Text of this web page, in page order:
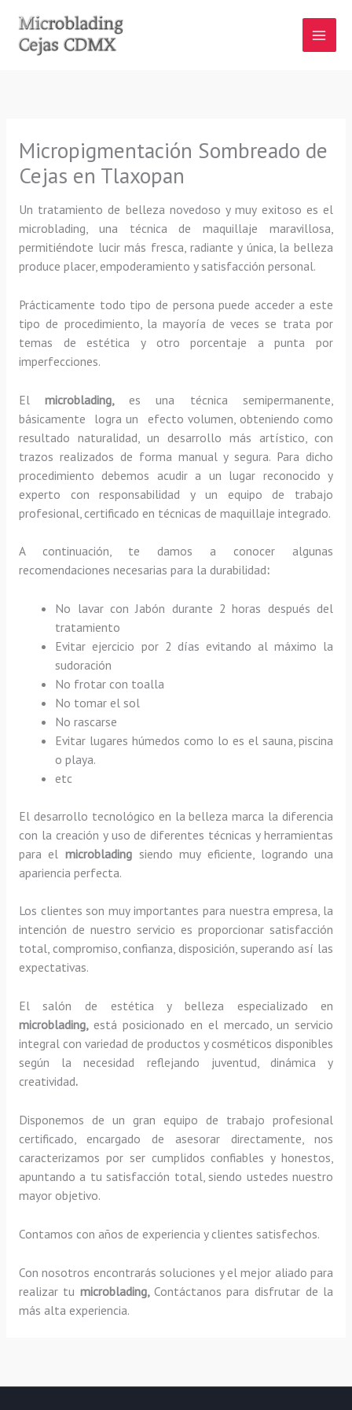
contenido
Micropigmentación Sombreado de
Cejas en Tlaxopan
Un tratamiento de belleza novedoso y muy exitoso es el
microblading, una técnica de maquillaje maravillosa,
permitiéndote lucir más fresca, radiante y única, la belleza
produce placer, empoderamiento y satisfacción personal.
Prácticamente todo tipo de persona puede acceder a este
tipo de procedimiento, la mayoría de veces se trata por
temas de estética y otro porcentaje a punta por
imperfecciones.
Elmicroblading, es una técnica semipermanente,
básicamente
logra un efecto volumen, obteniendo como
resultado naturalidad, un desarrollo más artístico, con
trazos realizados de forma manual y segura. Para dicho
procedimiento debemos acudir a un lugar reconocido y
experto con responsabilidad y un equipo de trabajo
profesional, certificado en técnicas de maquillaje integrado.
A continuación, te damos a conocer algunas
recomendaciones necesarias para la durabilidad:
No lavar con Jabón durante 2 horas después del
tratamiento
Evitar ejercicio por 2 días evitando al máximo la
sudoración
No frotar con toalla
No tomar el sol
No rascarse
Evitar lugares húmedos como lo es el sauna, piscina
o playa.
etc
El desarrollo tecnológico en la belleza marca la diferencia
con la creación y uso de diferentes técnicas y herramientas
para elmicroblading siendo muy eficiente, logrando una
apariencia perfecta.
Los clientes son muy importantes para nuestra empresa, la
intención de nuestro servicio es proporcionar satisfacción
total, compromiso, confianza, disposición, superando así las
expectativas.
El salón de estética y belleza especializado en
microblading,está posicionado en el mercado, un servicio
integral con variedad de productos y cosméticos disponibles
según la necesidad reflejando juventud, dinámica y
creatividad.
Disponemos de un gran equipo de trabajo profesional
certificado, encargado de asesorar directamente, nos
caracterizamos por ser cumplidos confiables y honestos,
apuntando a tu satisfacción total, siendo ustedes nuestro
mayor objetivo.
Contamos con años de experiencia y clientes satisfechos.
Con nosotros encontrarás soluciones y el mejor aliado para
realizar tumicroblading, Contáctanos para disfrutar de la
más alta experiencia.